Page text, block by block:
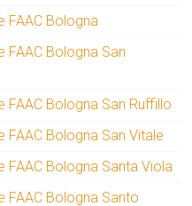
FAAC Bologna
FAAC Bologna San
Bologna San Ruffillo
Bologna San Vitale
FAAC Bologna Santa Viola
FAAC Bologna Santo